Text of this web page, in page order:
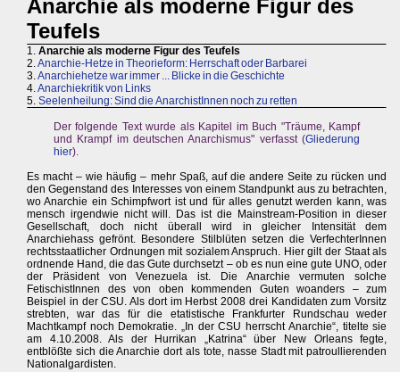
Anarchie als moderne Figur des
Teufels
1. Anarchie als moderne Figur des Teufels
2.Anarchie-Hetze in Theorieform: Herrschaft oder Barbarei
3.Anarchiehetze war immer ... Blicke in die Geschichte
4.Anarchiekritik von Links
5. Seelenheilung: Sind die AnarchistInnen noch zu retten
Der folgende Text wurde als Kapitel im Buch "Träume, Kampf
und Krampf im deutschen Anarchismus" verfasst (Gliederung
hier).
Es macht – wie häufig – mehr Spaß, auf die andere Seite zu rücken und
den Gegenstand des Interesses von einem Standpunkt aus zu betrachten,
wo Anarchie ein Schimpfwort ist und für alles genutzt werden kann, was
mensch irgendwie nicht will. Das ist die Mainstream-Position in dieser
Gesellschaft, doch nicht überall wird in gleicher Intensität dem
Anarchiehass gefrönt. Besondere Stilblüten setzen die VerfechterInnen
rechtsstaatlicher Ordnungen mit sozialem Anspruch. Hier gilt der Staat als
ordnende Hand, die das Gute durchsetzt – ob es nun eine gute UNO, oder
der Präsident von Venezuela ist. Die Anarchie vermuten solche
FetischistInnen des von oben kommenden Guten woanders – zum
Beispiel in der CSU. Als dort im Herbst 2008 drei Kandidaten zum Vorsitz
strebten, war das für die etatistische Frankfurter Rundschau weder
Machtkampf noch Demokratie. „In der CSU herrscht Anarchie“, titelte sie
am 4.10.2008. Als der Hurrikan „Katrina“ über New Orleans fegte,
entblößte sich die Anarchie dort als tote, nasse Stadt mit patroullierenden
Nationalgardisten.